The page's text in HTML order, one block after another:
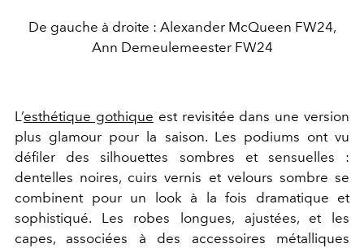
De gauche à droite : Alexander McQueen FW24,
Ann Demeulemeester FW24
L’esthétique gothique est revisitée dans une version
plus glamour pour la saison. Les podiums ont vu
défiler des silhouettes sombres et sensuelles :
dentelles noires, cuirs vernis et velours sombre se
combinent pour un look à la fois dramatique et
sophistiqué. Les robes longues, ajustées, et les
capes, associées à des accessoires métalliques